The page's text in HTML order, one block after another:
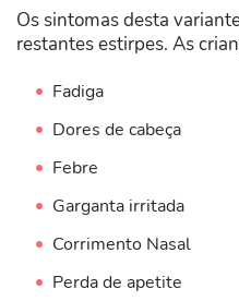
Os sintomas desta
restantes estirpes. As
Fadiga
Dores de cabeça
Febre
Garganta irritada
Corrimento Nasal
Perda de apetite